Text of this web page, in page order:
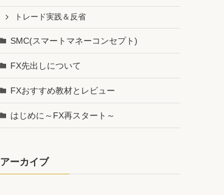
トレード実践＆反省
SMC(スマートマネーコンセプト)
FX先出しについて
FXおすすめ教材とレビュー
はじめに～FX再スタート～
アーカイブ